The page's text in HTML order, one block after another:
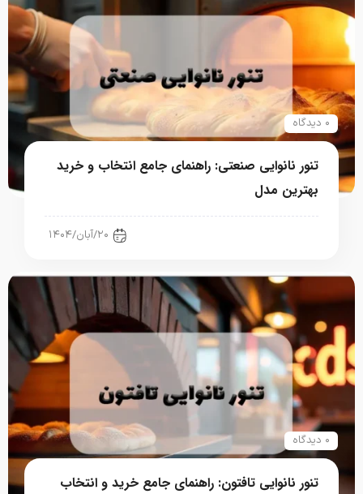
۰ دیدگاه
تنور نانوایی صنعتی: راهنمای جامع انتخاب و خرید
بهترین مدل
۲۰/آبان/۱۴۰۴
۰ دیدگاه
تنور نانوایی تافتون: راهنمای جامع خرید و انتخاب